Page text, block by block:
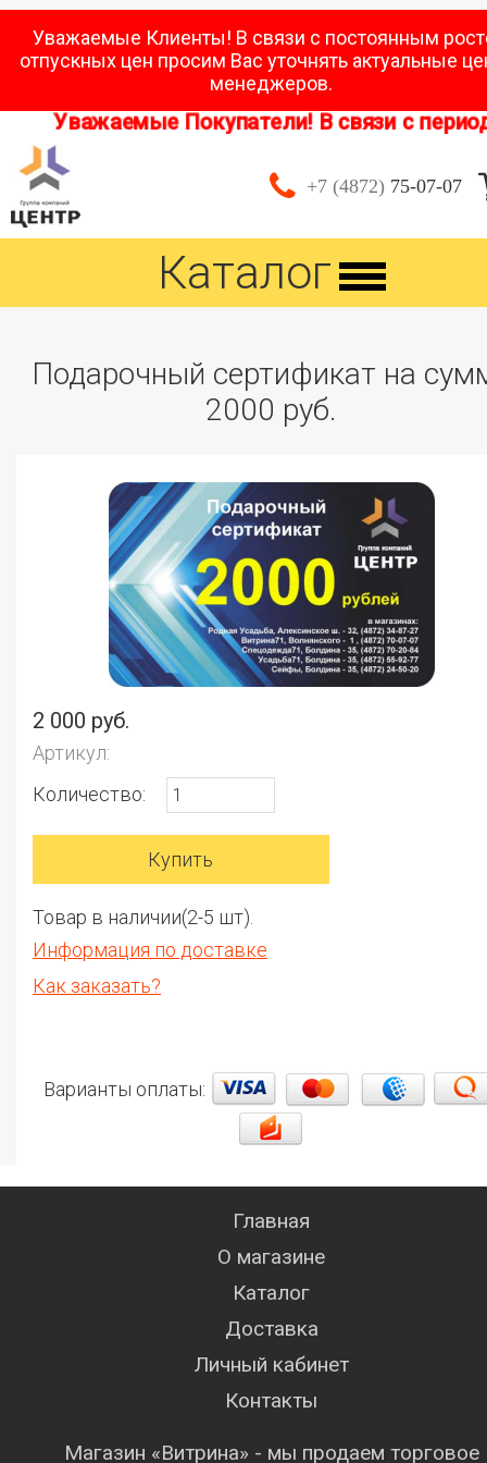
Уважаемые Клиенты! В связи с постоянным
отпускных цен просим Вас уточнять актуальные
менеджеров.
Уважаемые Покупатели! В связи с
+7 (4872) 75-07-07
Каталог
Подарочный сертификат на
2000 руб.
2 000 руб.
Артикул:
Количество:
Товар в наличии(2-5 шт).
Информация по доставке
Как заказать?
Варианты оплаты:
Главная
О магазине
Каталог
Доставка
Личный кабинет
Контакты
Магазин «Витрина» - мы продаем торговое